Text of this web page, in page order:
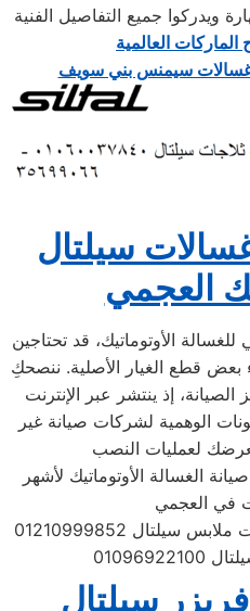
ويدركوا جميع التفاصيل الفنية
الماركات العالمية
غسالات سيمنس بني سويف
سيلتال
العجمي
الأوتوماتيك، قد تحتاجين
قطع الغيار الأصلية. ننصحكِ
الصيانة، إذ ينتشر عبر الإنترنت
الوهمية لشركات صيانة غير
الغسالة الأوتوماتيك لأشهر
سيلتال